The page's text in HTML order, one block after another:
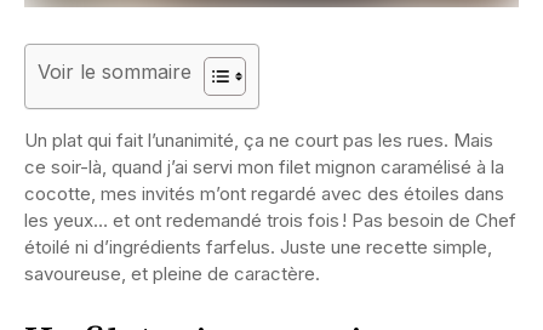
Voir le sommaire
Un plat qui fait l’unanimité, ça ne court pas les rues. Mais
ce soir-là, quand j’ai servi mon filet mignon caramélisé à la
cocotte, mes invités m’ont regardé avec des étoiles dans
les yeux… et ont redemandé trois fois ! Pas besoin de Chef
étoilé ni d’ingrédients farfelus. Juste une recette simple,
savoureuse, et pleine de caractère.